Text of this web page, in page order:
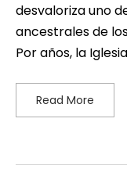
desvaloriza uno
ancestrales de
Por años, la
Read More